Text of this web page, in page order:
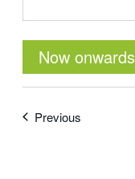
Now onwards
PreviousEvents